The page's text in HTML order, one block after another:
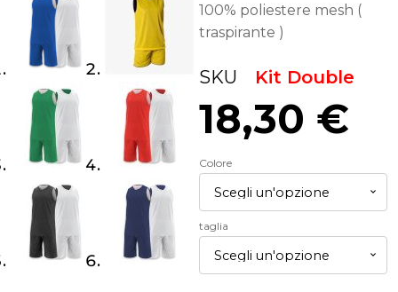
100% poliestere mesh (
traspirante )
SKU Kit Double
18,30 €
Colore
taglia